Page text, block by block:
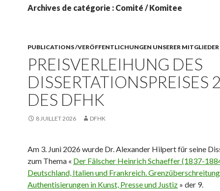
Archives de catégorie : Comité / Komitee
PUBLICATIONS /VERÖFFENTLICHUNGEN UNSERER MITGLIEDER
PREISVERLEIHUNG DES
DISSERTATIONSPREISES
DES DFHK
8 JUILLET 2026 DFHK
Am 3. Juni 2026 wurde Dr. Alexander Hilpert für seine
zum Thema « Der Fälscher Heinrich Schaeffer (1837-
Deutschland, Italien und Frankreich.
Authentisierungen in Kunst, Presse und Justiz » der 9.